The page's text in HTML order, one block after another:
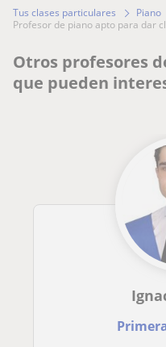
Tus clases particulares Piano
profesor de piano apto para dar
Otros profesores
que pueden